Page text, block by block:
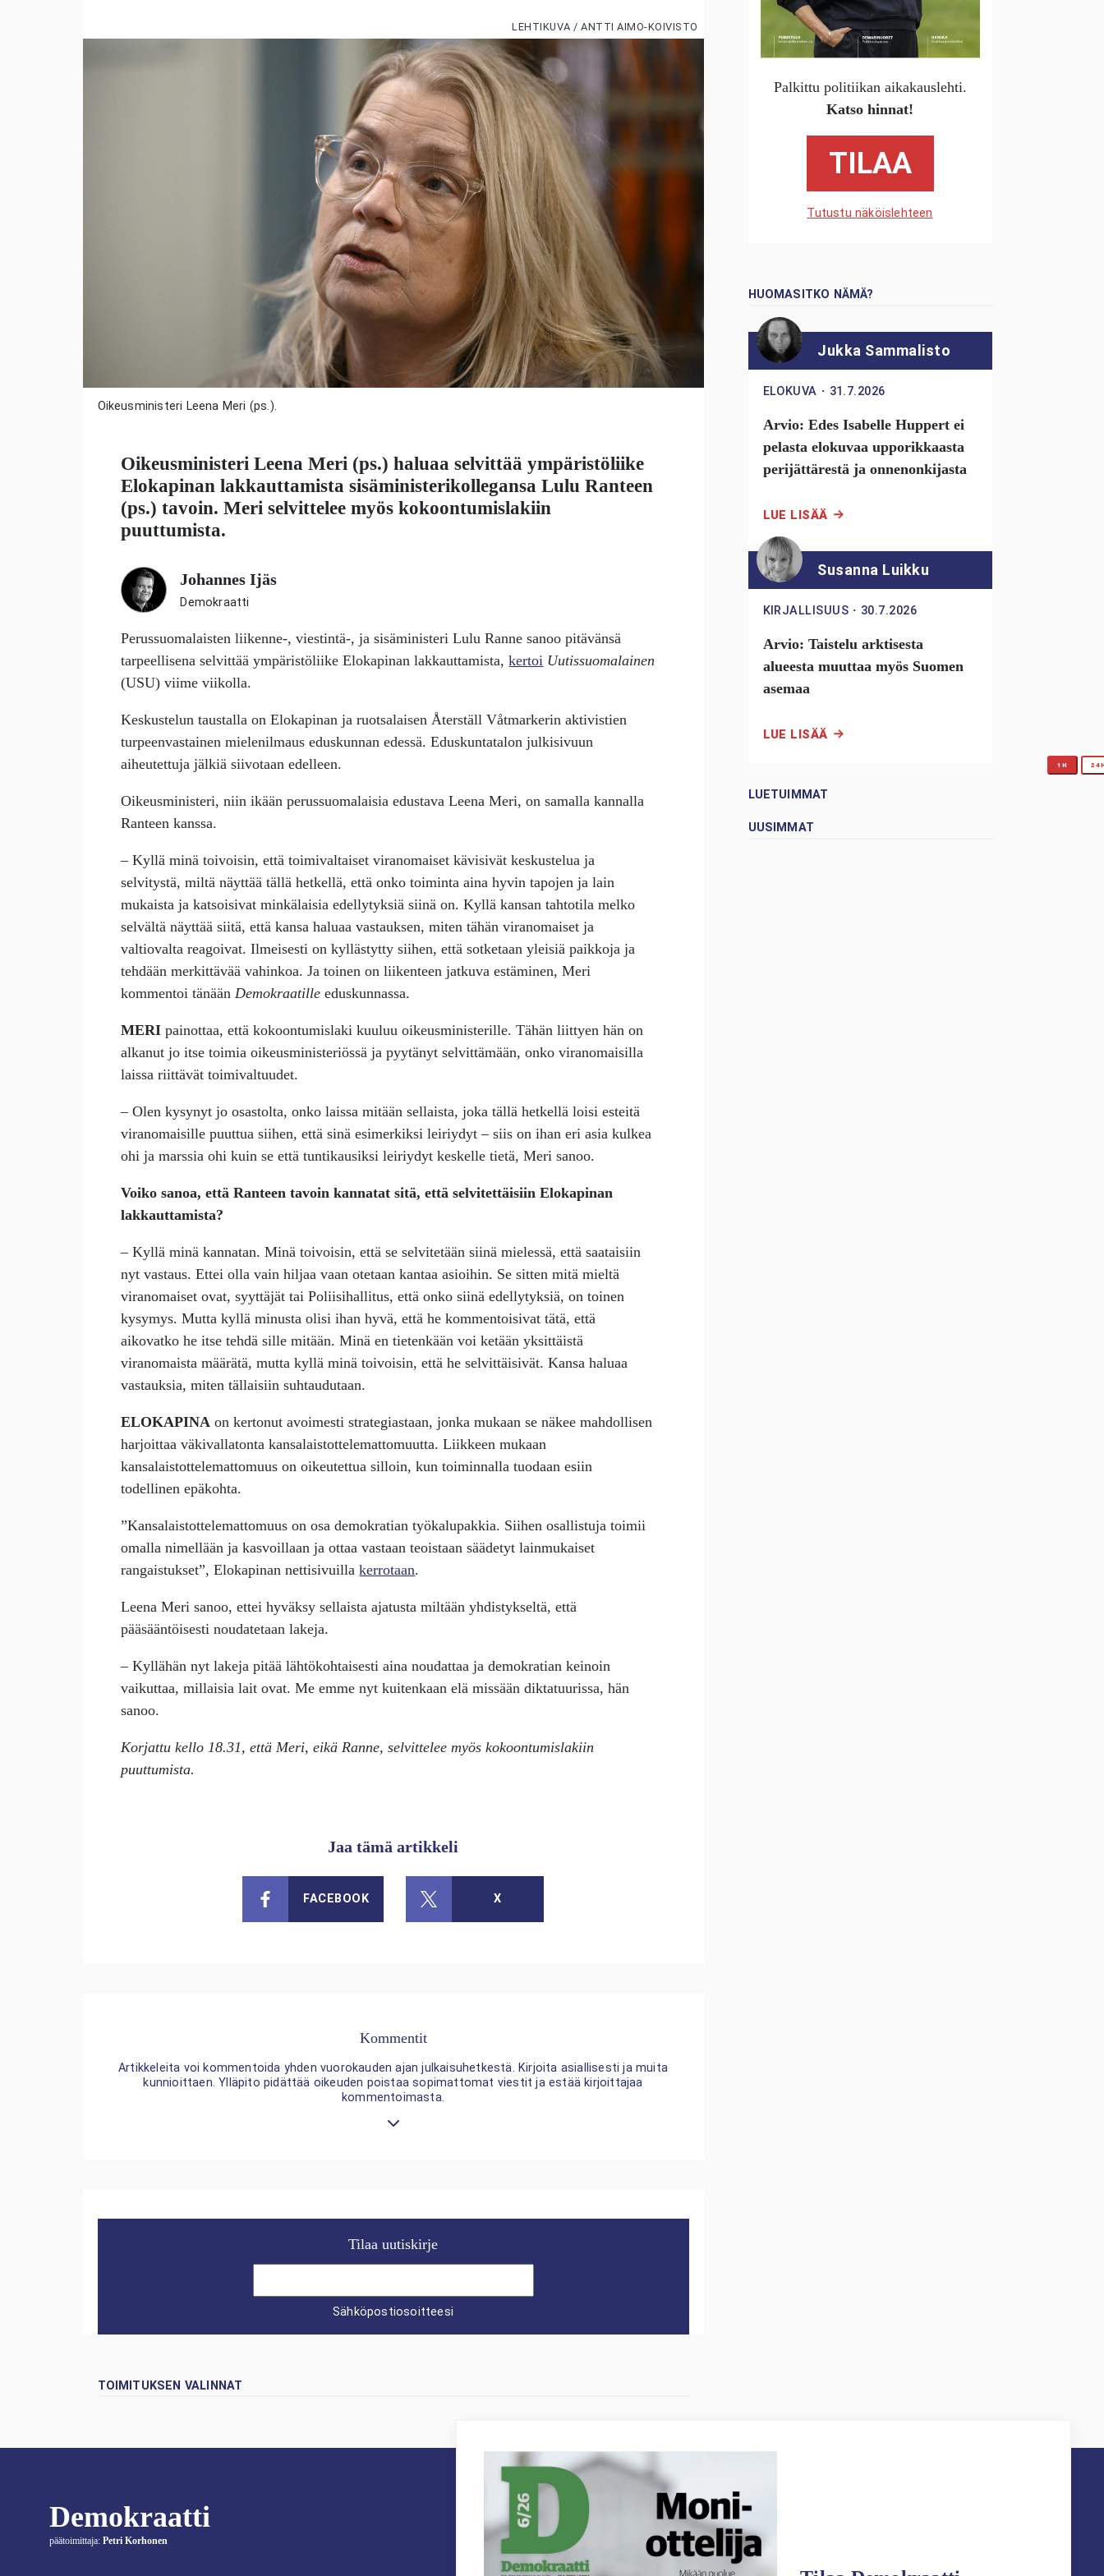
LEHTIKUVA / ANTTI AIMO-KOIVISTO
Oikeusministeri Leena Meri (ps.).
OikeusministeriLeena Meri (ps.) haluaa selvittää ympäristöliike
Elokapinan lakkauttamista sisäministerikollegansaLulu Ranteen
(ps.) tavoin. Meri selvittelee myös kokoontumislakiin
puuttumista.
Johannes Ijäs
Demokraatti
Perussuomalaisten liikenne-, viestintä-, ja sisäministeri Lulu Ranne sanoo pitävänsä
tarpeellisena selvittää ympäristöliike Elokapinan lakkauttamista,kertoi Uutissuomalainen
(USU) viime viikolla.
Keskustelun taustalla on Elokapinan ja ruotsalaisen Återställ Våtmarkerin aktivistien
turpeenvastainen mielenilmaus eduskunnan edessä. Eduskuntatalon julkisivuun
aiheutettuja jälkiä siivotaan edelleen.
Oikeusministeri, niin ikään perussuomalaisia edustava Leena Meri, on samalla kannalla
Ranteen kanssa.
– Kyllä minä toivoisin, että toimivaltaiset viranomaiset kävisivät keskustelua ja
selvitystä, miltä näyttää tällä hetkellä, että onko toiminta aina hyvin tapojen ja lain
mukaista ja katsoisivat minkälaisia edellytyksiä siinä on. Kyllä kansan tahtotila melko
selvältä näyttää siitä, että kansa haluaa vastauksen, miten tähän viranomaiset ja
valtiovalta reagoivat. Ilmeisesti on kyllästytty siihen, että sotketaan yleisiä paikkoja ja
tehdään merkittävää vahinkoa. Ja toinen on liikenteen jatkuva estäminen, Meri
kommentoi tänään Demokraatille eduskunnassa.
MERI painottaa, että kokoontumislaki kuuluu oikeusministerille. Tähän liittyen hän on
alkanut jo itse toimia oikeusministeriössä ja pyytänyt selvittämään, onko viranomaisilla
laissa riittävät toimivaltuudet.
– Olen kysynyt jo osastolta, onko laissa mitään sellaista, joka tällä hetkellä loisi esteitä
viranomaisille puuttua siihen, että sinä esimerkiksi leiriydyt – siis on ihan eri asia kulkea
ohi ja marssia ohi kuin se että tuntikausiksi leiriydyt keskelle tietä, Meri sanoo.
Voiko sanoa, että Ranteen tavoin kannatat sitä, että selvitettäisiin Elokapinan
lakkauttamista?
– Kyllä minä kannatan. Minä toivoisin, että se selvitetään siinä mielessä, että saataisiin
nyt vastaus. Ettei olla vain hiljaa vaan otetaan kantaa asioihin. Se sitten mitä mieltä
viranomaiset ovat, syyttäjät tai Poliisihallitus, että onko siinä edellytyksiä, on toinen
kysymys. Mutta kyllä minusta olisi ihan hyvä, että he kommentoisivat tätä, että
aikovatko he itse tehdä sille mitään. Minä en tietenkään voi ketään yksittäistä
viranomaista määrätä, mutta kyllä minä toivoisin, että he selvittäisivät. Kansa haluaa
vastauksia, miten tällaisiin suhtaudutaan.
ELOKAPINA on kertonut avoimesti strategiastaan, jonka mukaan se näkee mahdollisen
harjoittaa väkivallatonta kansalaistottelemattomuutta. Liikkeen mukaan
kansalaistottelemattomuus on oikeutettua silloin, kun toiminnalla tuodaan esiin
todellinen epäkohta.
”Kansalaistottelemattomuus on osa demokratian työkalupakkia. Siihen osallistuja toimii
omalla nimellään ja kasvoillaan ja ottaa vastaan teoistaan säädetyt lainmukaiset
rangaistukset”, Elokapinan nettisivuillakerrotaan.
Leena Meri sanoo, ettei hyväksy sellaista ajatusta miltään yhdistykseltä, että
pääsääntöisesti noudatetaan lakeja.
– Kyllähän nyt lakeja pitää lähtökohtaisesti aina noudattaa ja demokratian keinoin
vaikuttaa, millaisia lait ovat. Me emme nyt kuitenkaan elä missään diktatuurissa, hän
sanoo.
Korjattu kello 18.31, että Meri, eikä Ranne, selvittelee myös kokoontumislakiin
puuttumista.
Jaa tämä artikkeli
FACEBOOK X
Kommentit
Artikkeleita voi kommentoida yhden vuorokauden ajan julkaisuhetkestä. Kirjoita asiallisesti ja muita
kunnioittaen. Ylläpito pidättää oikeuden poistaa sopimattomat viestit ja estää kirjoittajaa
kommentoimasta.
Tilaa uutiskirje
Sähköpostiosoitteesi
TOIMITUKSEN VALINNAT
Palkittu politiikan aikakauslehti.
Katso hinnat!
TILAA
Tutustu näköislehteen
HUOMASITKO NÄMÄ?
Jukka Sammalisto
ELOKUVA ・ 31.7.2026
Arvio: Edes Isabelle Huppert ei
pelasta elokuvaa upporikkaasta
perijättärestä ja onnenonkijasta
LUE LISÄÄ
Susanna Luikku
KIRJALLISUUS ・ 30.7.2026
Arvio: Taistelu arktisesta
alueesta muuttaa myös Suomen
asemaa
LUE LISÄÄ
LUETUIMMAT
1H
UUSIMMAT
Demokraatti
päätoimittaja: Petri Korhonen